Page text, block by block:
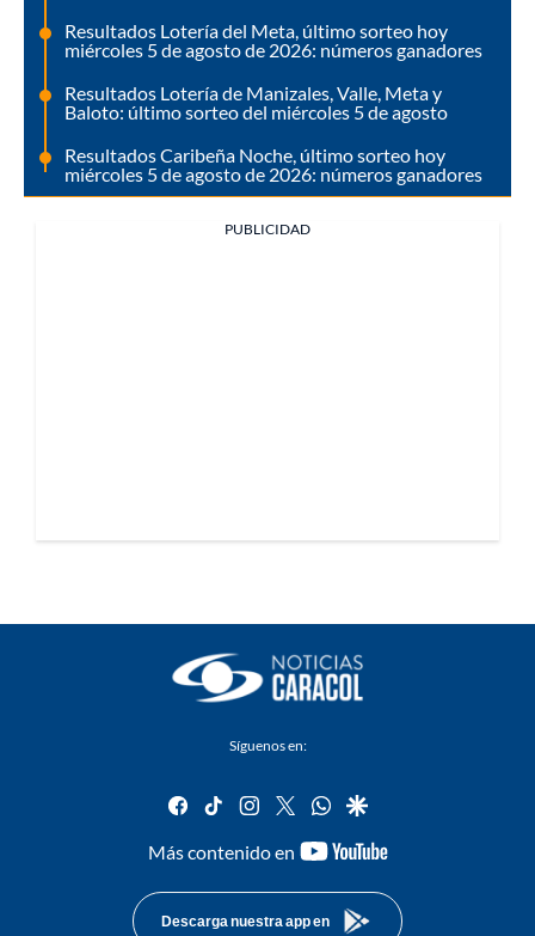
Resultados Lotería del Meta, último sorteo hoy
miércoles 5 de agosto de 2026: números ganadores
Resultados Lotería de Manizales, Valle, Meta y
Baloto: último sorteo del miércoles 5 de agosto
Resultados Caribeña Noche, último sorteo hoy
miércoles 5 de agosto de 2026: números ganadores
PUBLICIDAD
Síguenos en:
facebook
tiktok instagram
twitterwhatsapp
google
Más contenido en
youtube-
Descarga nuestra app en